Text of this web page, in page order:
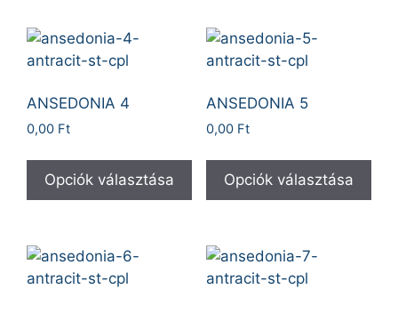
ANSEDONIA 4
0,00 Ft
Opciók választása
ANSEDONIA 5
0,00 Ft
Opciók választása